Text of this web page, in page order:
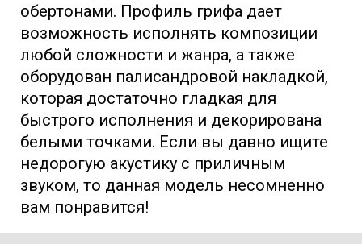
обертонами. Профиль грифа дает
возможность исполнять композиции
любой сложности и жанра, а также
оборудован палисандровой накладкой,
которая достаточно гладкая для
быстрого исполнения и декорирована
белыми точками. Если вы давно ищите
недорогую акустику с приличным
звуком, то данная модель несомненно
вам понравится!